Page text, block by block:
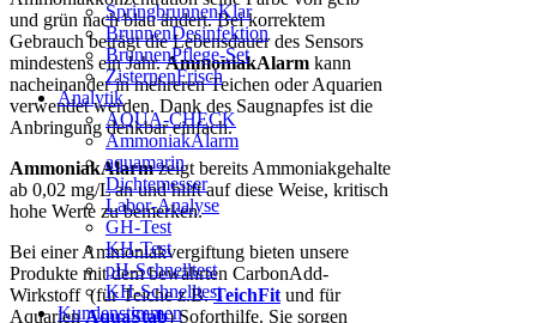
SpringbrunnenKlar
BrunnenDesinfektion
BrunnenPflege-Set
ZisternenFrisch
Analytik
AQUA-CHECK
AmmoniakAlarm
aquamarin
Dichtemesser
Labor-Analyse
GH-Test
KH-Test
pH-Schnelltest
KH-Schnelltest
Kundenstimmen
und grün nach blau ändert. Bei korrektem
Gebrauch beträgt die Lebensdauer des Sensors
mindestens ein Jahr.AmmoniakAlarm kann
nacheinander in mehreren Teichen oder Aquarien
verwendet werden. Dank des Saugnapfes ist die
Anbringung denkbar einfach.
AmmoniakAlarmzeigt bereits Ammoniakgehalte
ab 0,02 mg/L an und hilft auf diese Weise, kritisch
hohe Werte zu bemerken.
Bei einer Ammoniakvergiftung bieten unsere
Produkte mit dem bewährten CarbonAdd-
Wirkstoff (für Teiche z.B.TeichFit und für
AquarienAquaStab) Soforthilfe. Sie sorgen